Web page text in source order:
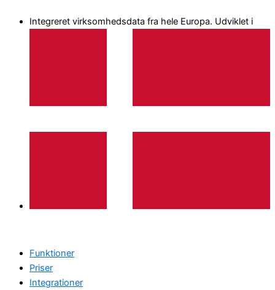
Integreret virksomhedsdata fra hele Europa. Udviklet i
Funktioner
Priser
Integrationer